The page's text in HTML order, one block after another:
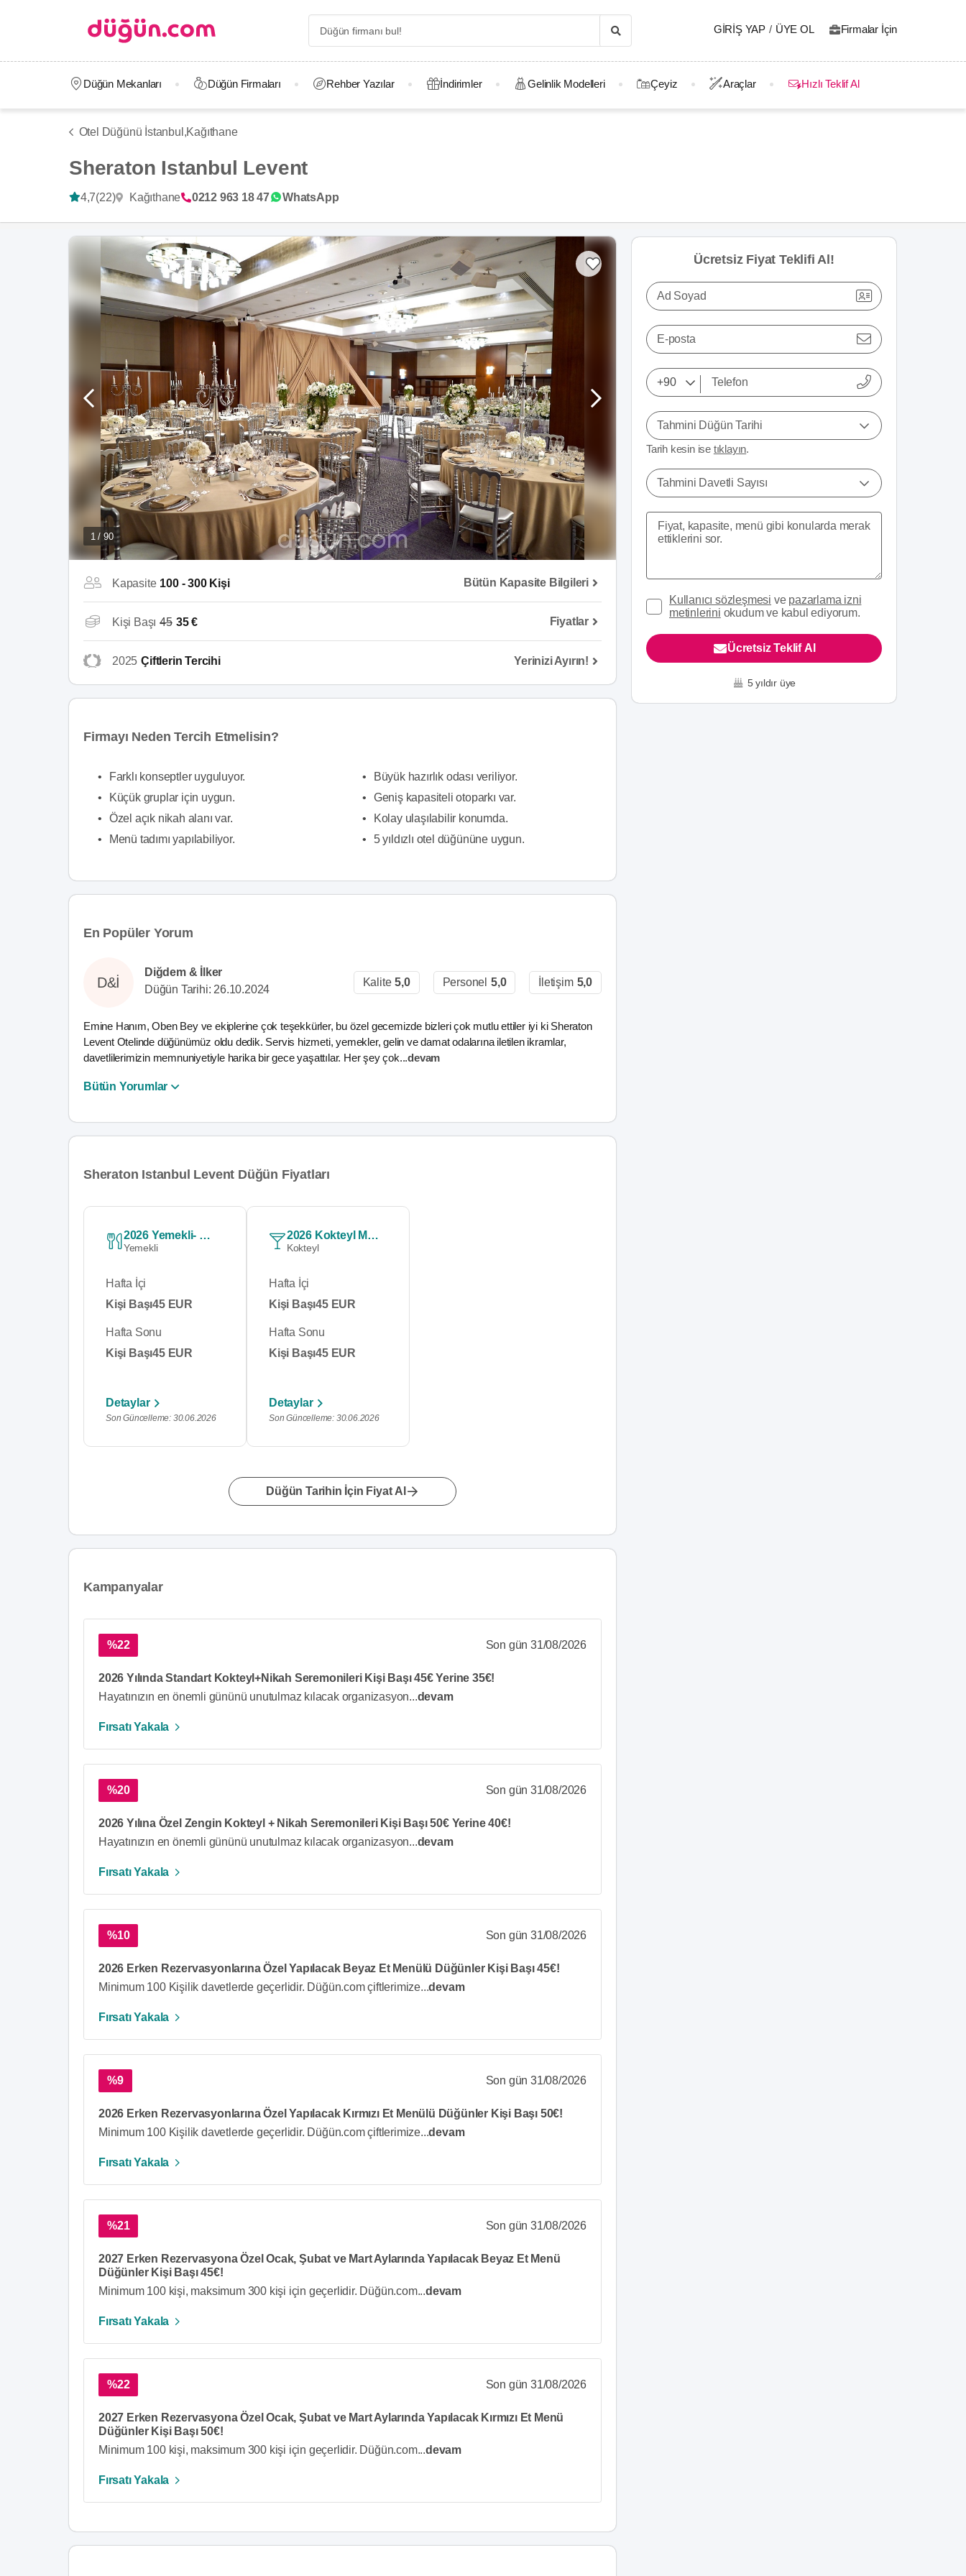
GIRIŞ YAP / ÜYE OL Firmalar İçin
Düğün Mekanları Düğün Firmaları Rehber Yazılar İndirimler Gelinlik Modelleri Çeyiz Araçlar Hızlı Teklif Al
Otel Düğünü İstanbul,Kağıthane
Sheraton Istanbul Levent
4,7(22) Kağıthane 0212 963 18 47 WhatsApp
1 / 90
Kapasite 100 - 300 Kişi Bütün Kapasite Bilgileri
Kişi Başı 45 35 € Fiyatlar
2025 Çiftlerin Tercihi Yerinizi Ayırın!
Firmayı Neden Tercih Etmelisin?
•
Farklı konseptler uyguluyor.
•
Küçük gruplar için uygun.
•
Özel açık nikah alanı var.
•
Menü tadımı yapılabiliyor.
•
Büyük hazırlık odası veriliyor.
•
Geniş kapasiteli otoparkı var.
•
Kolay ulaşılabilir konumda.
•
5 yıldızlı otel düğününe uygun.
En Popüler Yorum
D&İ
Diğdem & İlker
Düğün Tarihi: 26.10.2024
Kalite 5,0 Personel 5,0 İletişim 5,0
Emine Hanım, Oben Bey ve ekiplerine çok teşekkürler, bu özel gecemizde bizleri çok mutlu ettiler iyi ki Sheraton
Levent Otelinde düğünümüz oldu dedik. Servis hizmeti, yemekler, gelin ve damat odalarına iletilen ikramlar,
davetlilerimizin memnuniyetiyle harika bir gece yaşattılar. Her şey çok...devam
Bütün Yorumlar
Sheraton Istanbul Levent Düğün Fiyatları
2026 Yemekli- Beyaz Et Menü
Yemekli
Hafta İçi
Kişi Başı45 EUR
Hafta Sonu
Kişi Başı45 EUR
Detaylar
Son Güncelleme: 30.06.2026
2026 Kokteyl Menü (Kdvsi̇z)
Kokteyl
Hafta İçi
Kişi Başı45 EUR
Hafta Sonu
Kişi Başı45 EUR
Detaylar
Son Güncelleme: 30.06.2026
Düğün Tarihin İçin Fiyat Al
Kampanyalar
%22 Son gün 31/08/2026
2026 Yılında Standart Kokteyl+Nikah Seremonileri Kişi Başı 45€ Yerine 35€!
Hayatınızın en önemli gününü unutulmaz kılacak organizasyon...devam
Fırsatı Yakala
%20 Son gün 31/08/2026
2026 Yılına Özel Zengin Kokteyl + Nikah Seremonileri Kişi Başı 50€ Yerine 40€!
Hayatınızın en önemli gününü unutulmaz kılacak organizasyon...devam
Fırsatı Yakala
%10 Son gün 31/08/2026
2026 Erken Rezervasyonlarına Özel Yapılacak Beyaz Et Menülü Düğünler Kişi Başı 45€!
Minimum 100 Kişilik davetlerde geçerlidir. Düğün.com çiftlerimize...devam
Fırsatı Yakala
%9 Son gün 31/08/2026
2026 Erken Rezervasyonlarına Özel Yapılacak Kırmızı Et Menülü Düğünler Kişi Başı 50€!
Minimum 100 Kişilik davetlerde geçerlidir. Düğün.com çiftlerimize...devam
Fırsatı Yakala
%21 Son gün 31/08/2026
2027 Erken Rezervasyona Özel Ocak, Şubat ve Mart Aylarında Yapılacak Beyaz Et Menü
Düğünler Kişi Başı 45€!
Minimum 100 kişi, maksimum 300 kişi için geçerlidir. Düğün.com...devam
Fırsatı Yakala
%22 Son gün 31/08/2026
2027 Erken Rezervasyona Özel Ocak, Şubat ve Mart Aylarında Yapılacak Kırmızı Et Menü
Düğünler Kişi Başı 50€!
Minimum 100 kişi, maksimum 300 kişi için geçerlidir. Düğün.com...devam
Fırsatı Yakala
Ücretsiz Fiyat Teklifi Al!
Ad Soyad
E-posta
Tahmini Düğün Tarihi
Tarih kesin ise tıklayın.
Tahmini Davetli Sayısı
Kullanıcı sözleşmesi ve pazarlama izni
metinlerini okudum ve kabul ediyorum.
Ücretsiz Teklif Al
5 yıldır üye